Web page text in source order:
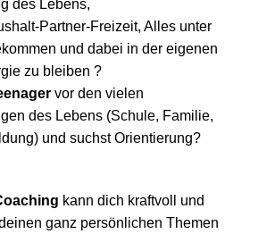
des Lebens,
Partner-Freizeit, Alles unter
und dabei in der eigenen
zu bleiben ?
vor den vielen
des Lebens (Schule, Familie,
und suchst Orientierung?
kann dich kraftvoll und
ganz persönlichen Themen